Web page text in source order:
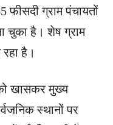
फीसदी ग्राम पंचायतों
चुका है। शेष ग्राम
है।
खासकर मुख्य
स्थानों पर